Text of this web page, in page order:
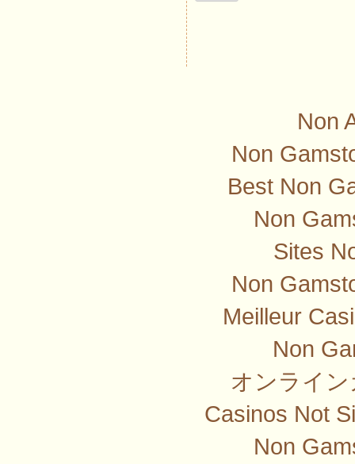
Non
Non
Best Non
Non
Sites
Non
Meilleur
Non
オンライ
Casinos Not
Non